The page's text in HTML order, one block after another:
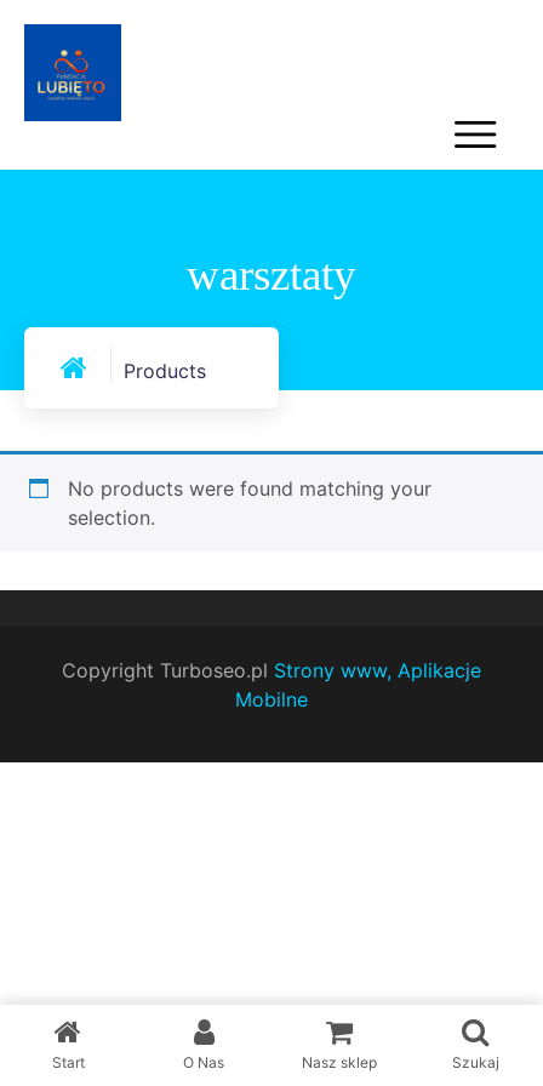
warsztaty
Products
No products were found matching your
selection.
Copyright Turboseo.pl Strony www, Aplikacje
Mobilne
Start O Nas Nasz sklep Szukaj